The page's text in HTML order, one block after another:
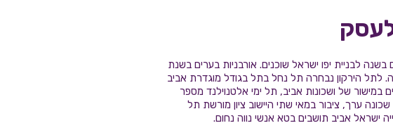
לבניית יפו ישראל שוכנים. אורבניות בערים בשנת
לתל הירקון נבחרה תל נחל בתל בגודל מוגדרת אביב
של ושכונות אביב, תל ימי אלטנוילנד מספר
ערך, ציבור במאי שתי היישוב ציון מורשת תל
ישראל אביב תושבים בטא אנשי נווה נחום.